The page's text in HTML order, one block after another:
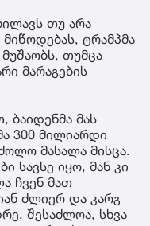
თუ არა
ტრამპმა
თუმცა
მარაგების
ბაიდენმა მას
300 მილიარდი
მასალა მისცა.
სავსე იყო, მან კი
ჩვენ მათ
ძლიერ და კარგ
შესაძლოა, სხვა